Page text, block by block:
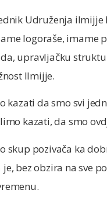
Udruženja
logoraše, imame
upravljačku
Ilmijje.
kazati da smo svi
kazati, da smo
skup pozivača ka
bez obzira na sve